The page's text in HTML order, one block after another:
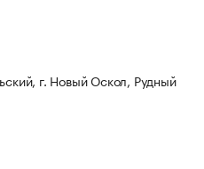
г. Новый Оскол, Рудный